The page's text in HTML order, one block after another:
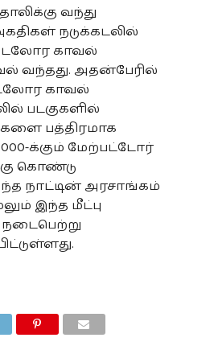
வந்து
நடுக்கடலில்
காவல்
வந்தது. அதன்பேரில்
காவல்
படகுகளில்
பத்திரமாக
க்கும் மேற்பட்டோர்
கொண்டு
நாட்டின் அரசாங்கம்
இந்த மீட்பு